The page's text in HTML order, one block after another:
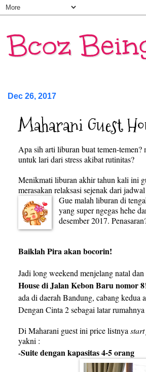
Bcoz
Dec 26, 2017
Maharani Guest
Apa sih arti liburan buat temen-temen?
untuk lari dari stress akibat rutinitas?
Menikmati liburan akhir tahun kali ini
merasakan relaksasi sejenak dari
Gue malah liburan di
yang super ngegas hehe
desember 2017.
Baiklah Pira akan bocorin!
Jadi long weekend menjelang natal
House diJalan Kebon Baru nomor 8
ada di daerah Bandung, cabang
Dengan Cinta 2 sebagai latar
Di Maharani guest ini price listnya
yakni :
-Suite dengan kapasitas 4-5 orang